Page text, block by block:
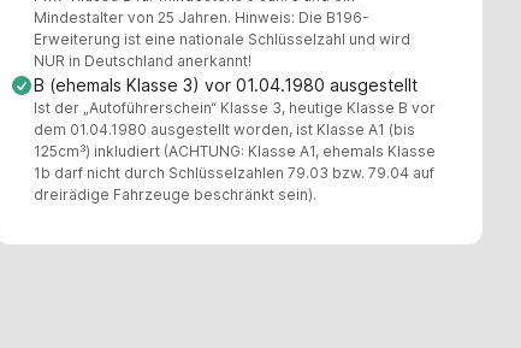
Mindestalter von 25 Jahren. Hinweis: Die B196-
Erweiterung ist eine nationale Schlüsselzahl und wird
NUR in Deutschland anerkannt!
B (ehemals Klasse 3) vor 01.04.1980 ausgestellt
Ist der „Autoführerschein“ Klasse 3, heutige Klasse B vor
dem 01.04.1980 ausgestellt worden, ist Klasse A1 (bis
125cm³) inkludiert (ACHTUNG: Klasse A1, ehemals Klasse
1b darf nicht durch Schlüsselzahlen 79.03 bzw. 79.04 auf
dreirädige Fahrzeuge beschränkt sein).